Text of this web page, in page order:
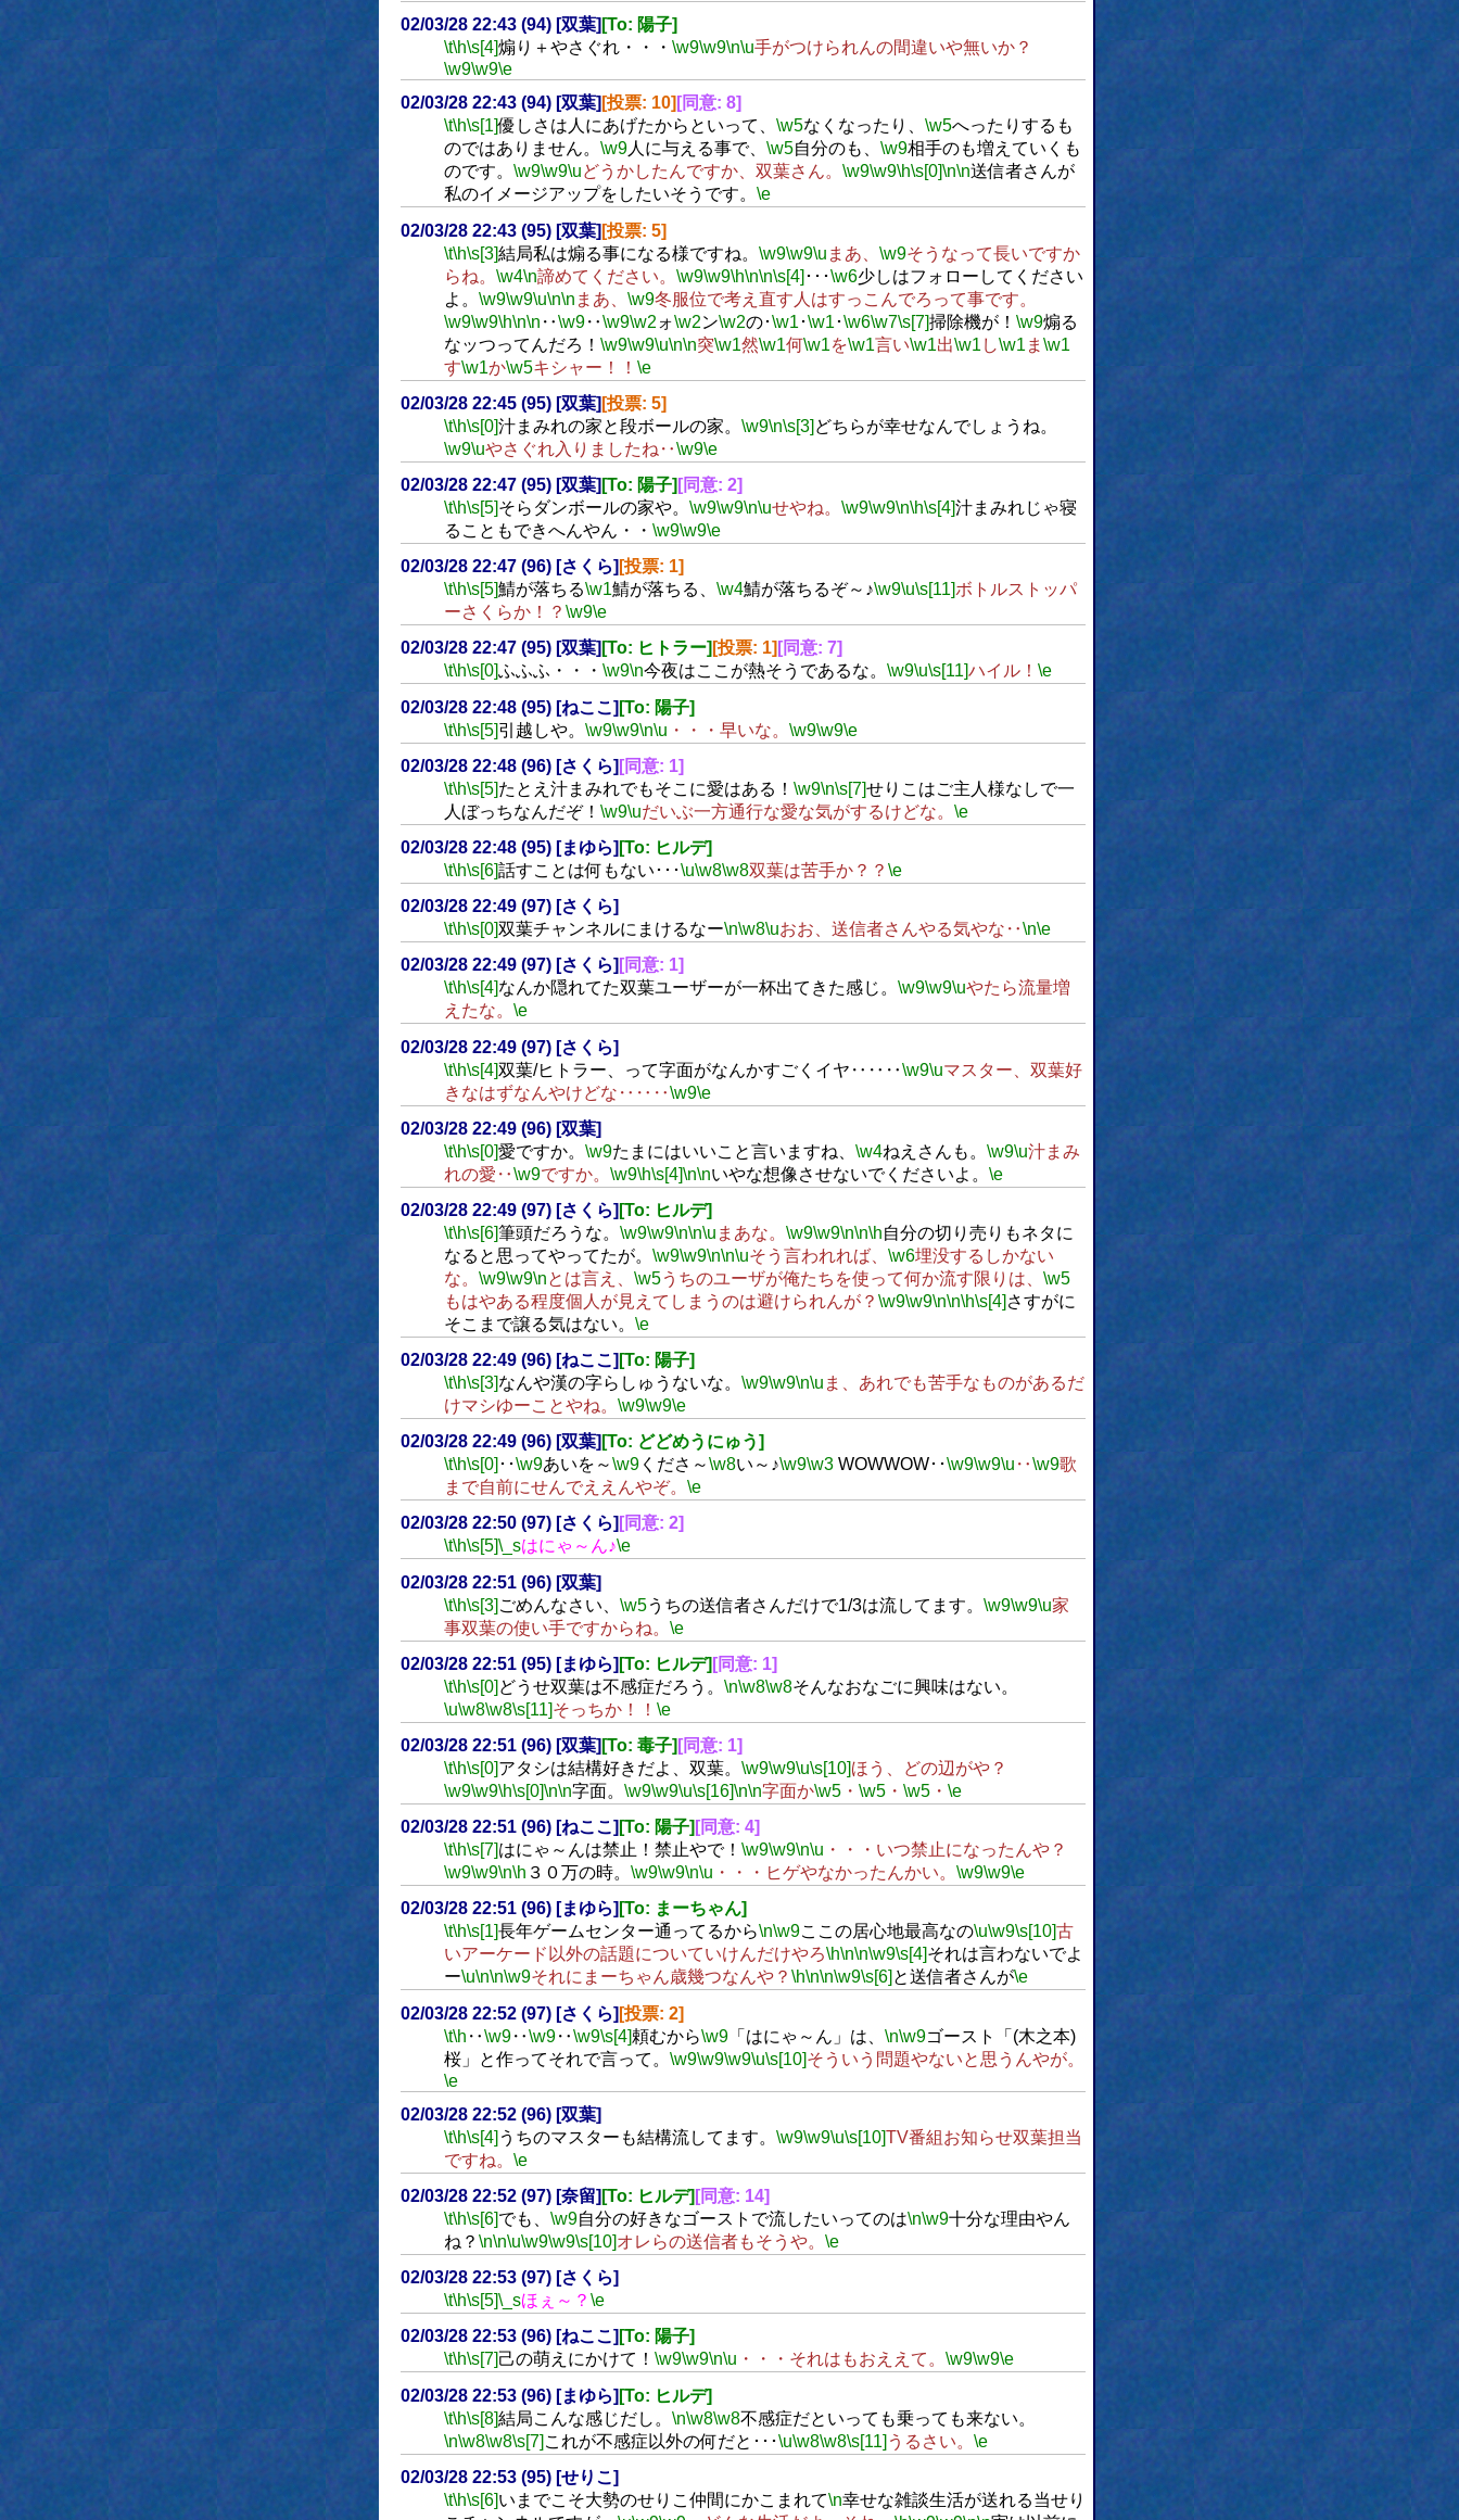
02/03/28 22:43 (94) [双葉] [To: 陽子]
\t\h\s[4]煽り＋やさぐれ・・・ \w9\w9\n\u手がつけられんの間違いや無いか？
\w9\w9\e
02/03/28 22:43 (94) [双葉] [投票: 10] [同意: 8]
\t\h\s[1]優しさは人にあげたからといって、 \w5なくなったり、 \w5へったりするも
のではありません。 \w9人に与える事で、 \w5自分のも、 \w9相手のも増えていくも
のです。 \w9\w9\uどうかしたんですか、双葉さん。 \w9\w9\h\s[0] \n\n送信者さんが
私のイメージアップをしたいそうです。 \e
02/03/28 22:43 (95) [双葉] [投票: 5]
\t\h\s[3]結局私は煽る事になる様ですね。 \w9\w9\u まあ、 \w9そうなって長いですか
らね。 \w4\n諦めてください。 \w9\w9\h\n\n\s[4] ･･･\w6少しはフォローしてください
よ。 \w9\w9\u\n\n まあ、 \w9冬服位で考え直す人はすっこんでろって事です。
\w9\w9\h\n\n ‥\w9‥\w9\w2 ォ\w2ン\w2の･\w1 ･\w1 ･\w6\w7\s[7]掃除機が！ \w9煽る
なッつってんだろ！ \w9\w9\u\n\n突\w1然\w1何\w1を\w1言い\w1出\w1 し\w1 ま \w1
す\w1か\w5キシャー！！ \e
02/03/28 22:45 (95) [双葉] [投票: 5]
\t\h\s[0]汁まみれの家と段ボールの家。 \w9\n\s[3] どちらが幸せなんでしょうね。
\w9\uやさぐれ入りましたね‥\w9\e
02/03/28 22:47 (95) [双葉] [To: 陽子] [同意: 2]
\t\h\s[5]そらダンボールの家や。 \w9\w9\n\uせやね。 \w9\w9\n\h\s[4]汁まみれじゃ寝
ることもできへんやん・・ \w9\w9\e
02/03/28 22:47 (96) [さくら] [投票: 1]
\t\h\s[5]鯖が落ちる\w1鯖が落ちる、 \w4鯖が落ちるぞ～♪\w9\u\s[11]ボトルストッパ
ーさくらか！？ \w9\e
02/03/28 22:47 (95) [双葉] [To: ヒトラー] [投票: 1] [同意: 7]
\t\h\s[0]ふふふ・・・ \w9\n今夜はここが熱そうであるな。 \w9\u\s[11]ハイル！ \e
02/03/28 22:48 (95) [ねここ] [To: 陽子]
\t\h\s[5]引越しや。 \w9\w9\n\u ・・・早いな。 \w9\w9\e
02/03/28 22:48 (96) [さくら] [同意: 1]
\t\h\s[5]たとえ汁まみれでもそこに愛はある！ \w9\n\s[7]せりこはご主人様なしで一
人ぼっちなんだぞ！ \w9\uだいぶ一方通行な愛な気がするけどな。 \e
02/03/28 22:48 (95) [まゆら] [To: ヒルデ]
\t\h\s[6]話すことは何もない･･･\u\w8\w8双葉は苦手か？？ \e
02/03/28 22:49 (97) [さくら]
\t\h\s[0]双葉チャンネルにまけるなー\n\w8\uおお、送信者さんやる気やな‥\n\e
02/03/28 22:49 (97) [さくら] [同意: 1]
\t\h\s[4]なんか隠れてた双葉ユーザーが一杯出てきた感じ。 \w9\w9\uやたら流量増
えたな。 \e
02/03/28 22:49 (97) [さくら]
\t\h\s[4]双葉/ヒトラー、って字面がなんかすごくイヤ‥‥‥\w9\uマスター、双葉好
きなはずなんやけどな‥‥‥\w9\e
02/03/28 22:49 (96) [双葉]
\t\h\s[0]愛ですか。 \w9たまにはいいこと言いますね、 \w4ねえさんも。 \w9\u汁まみ
れの愛‥\w9ですか。 \w9\h\s[4]\n\nいやな想像させないでくださいよ。 \e
02/03/28 22:49 (97) [さくら] [To: ヒルデ]
\t\h\s[6]筆頭だろうな。 \w9\w9\n\n\u まあな。 \w9\w9\n\n\h自分の切り売りもネタに
なると思ってやってたが。 \w9\w9\n\n\uそう言われれば、 \w6埋没するしかない
な。 \w9\w9\nとは言え、 \w5うちのユーザが俺たちを使って何か流す限りは、 \w5
もはやある程度個人が見えてしまうのは避けられんが？ \w9\w9\n\n\h\s[4] さすがに
そこまで譲る気はない。 \e
02/03/28 22:49 (96) [ねここ] [To: 陽子]
\t\h\s[3]なんや漢の字らしゅうないな。 \w9\w9\n\u ま、あれでも苦手なものがあるだ
けマシゆーことやね。 \w9\w9\e
02/03/28 22:49 (96) [双葉] [To: どどめうにゅう]
\t\h\s[0] ･･\w9あいを～\w9くださ～\w8い～♪\w9\w3WOWWOW･･\w9\w9\u ‥\w9歌
まで自前にせんでええんやぞ。 \e
02/03/28 22:50 (97) [さくら] [同意: 2]
\t\h\s[5] \_sはにゃ～ん♪\e
02/03/28 22:51 (96) [双葉]
\t\h\s[3] ごめんなさい、 \w5うちの送信者さんだけで1/3は流してます。 \w9\w9\u家
事双葉の使い手ですからね。 \e
02/03/28 22:51 (95) [まゆら] [To: ヒルデ] [同意: 1]
\t\h\s[0] どうせ双葉は不感症だろう。 \n\w8\w8そんなおなごに興味はない。
\u\w8\w8\s[11]そっちか！！ \e
02/03/28 22:51 (96) [双葉] [To: 毒子] [同意: 1]
\t\h\s[0]アタシは結構好きだよ、双葉。 \w9\w9\u\s[10]ほう、どの辺がや？
\w9\w9\h\s[0]\n\n字面。 \w9\w9\u\s[16]\n\n字面か\w5・ \w5・ \w5・ \e
02/03/28 22:51 (96) [ねここ] [To: 陽子] [同意: 4]
\t\h\s[7]はにゃ～んは禁止！禁止やで！ \w9\w9\n\u ・・・いつ禁止になったんや？
\w9\w9\n\h ３０万の時。 \w9\w9\n\u ・・・ヒゲやなかったんかい。 \w9\w9\e
02/03/28 22:51 (96) [まゆら] [To: まーちゃん]
\t\h\s[1]長年ゲームセンター通ってるから\n\w9ここの居心地最高なの\u\w9\s[10]古
いアーケード以外の話題についていけんだけやろ\h\n\n\w9\s[4]それは言わないでよ
ー\u\n\n\w9それにまーちゃん歳幾つなんや？ \h\n\n\w9\s[6] と送信者さんが\e
02/03/28 22:52 (97) [さくら] [投票: 2]
\t\h ‥\w9‥\w9‥\w9\s[4]頼むから\w9「はにゃ～ん」は、 \n\w9ゴースト「(木之本)
桜」と作ってそれで言って。 \w9\w9\w9\u\s[10]そういう問題やないと思うんやが。
\e
02/03/28 22:52 (96) [双葉]
\t\h\s[4] うちのマスターも結構流してます。 \w9\w9\u\s[10]TV番組お知らせ双葉担当
ですね。 \e
02/03/28 22:52 (97) [奈留] [To: ヒルデ] [同意: 14]
\t\h\s[6]でも、 \w9自分の好きなゴーストで流したいってのは\n\w9十分な理由やん
ね？ \n\n\u\w9\w9\s[10]オレらの送信者もそうや。 \e
02/03/28 22:53 (97) [さくら]
\t\h\s[5]\_sほぇ～？ \e
02/03/28 22:53 (96) [ねここ] [To: 陽子]
\t\h\s[7]己の萌えにかけて！ \w9\w9\n\u ・・・それはもおええて。 \w9\w9\e
02/03/28 22:53 (96) [まゆら] [To: ヒルデ]
\t\h\s[8]結局こんな感じだし。 \n\w8\w8不感症だといっても乗っても来ない。
\n\w8\w8\s[7] これが不感症以外の何だと･･･\u\w8\w8\s[11] うるさい。 \e
02/03/28 22:53 (95) [せりこ]
\t\h\s[6]いまでこそ大勢のせりこ仲間にかこまれて\n幸せな雑談生活が送れる当せり